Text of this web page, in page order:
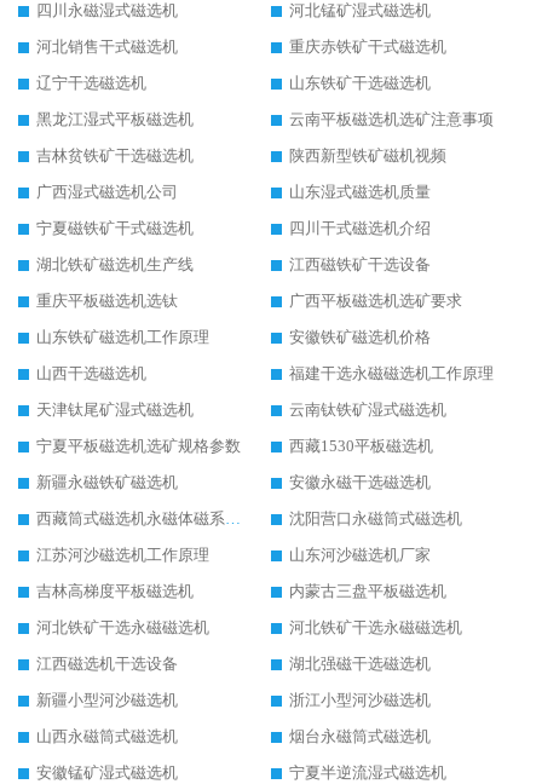
四川永磁湿式磁选机
河北锰矿湿式磁选机
河北销售干式磁选机
重庆赤铁矿干式磁选机
辽宁干选磁选机
山东铁矿干选磁选机
黑龙江湿式平板磁选机
云南平板磁选机选矿注意事项
吉林贫铁矿干选磁选机
陕西新型铁矿磁机视频
广西湿式磁选机公司
山东湿式磁选机质量
宁夏磁铁矿干式磁选机
四川干式磁选机介绍
湖北铁矿磁选机生产线
江西磁铁矿干选设备
重庆平板磁选机选钛
广西平板磁选机选矿要求
山东铁矿磁选机工作原理
安徽铁矿磁选机价格
山西干选磁选机
福建干选永磁磁选机工作原理
天津钛尾矿湿式磁选机
云南钛铁矿湿式磁选机
宁夏平板磁选机选矿规格参数
西藏1530平板磁选机
新疆永磁铁矿磁选机
安徽永磁干选磁选机
西藏筒式磁选机永磁体磁系设计
沈阳营口永磁筒式磁选机
江苏河沙磁选机工作原理
山东河沙磁选机厂家
吉林高梯度平板磁选机
内蒙古三盘平板磁选机
河北铁矿干选永磁磁选机
河北铁矿干选永磁磁选机
江西磁选机干选设备
湖北强磁干选磁选机
新疆小型河沙磁选机
浙江小型河沙磁选机
山西永磁筒式磁选机
烟台永磁筒式磁选机
安徽锰矿湿式磁选机
宁夏半逆流湿式磁选机